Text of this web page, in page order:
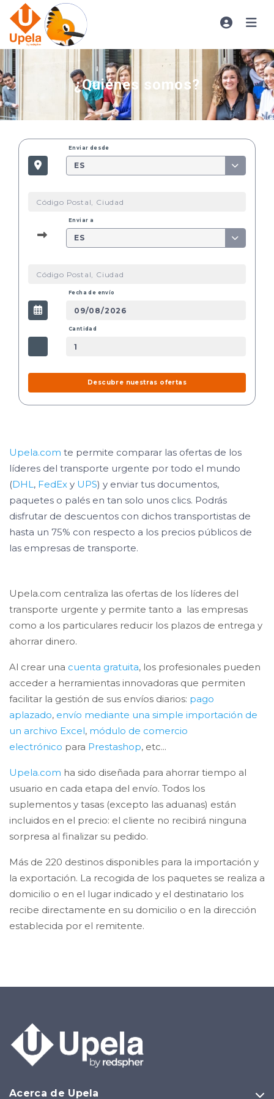
¿Quiénes somos?
Enviar desde
ES
Enviar a
ES
Fecha de envío
Cantidad
Descubre nuestras ofertas
Upela.com te permite comparar las ofertas de los
líderes del transporte urgente por todo el mundo
(DHL, FedEx y UPS) y enviar tus documentos,
paquetes o palés en tan solo unos clics. Podrás
disfrutar de descuentos con dichos transportistas de
hasta un 75% con respecto a los precios públicos de
las empresas de transporte.
Upela.com centraliza las ofertas de los líderes del
transporte urgente y permite tanto a las empresas
como a los particulares reducir los plazos de entrega y
ahorrar dinero.
Al crear una cuenta gratuita, los profesionales pueden
acceder a herramientas innovadoras que permiten
facilitar la gestión de sus envíos diarios: pago
aplazado, envío mediante una simple importación de
un archivo Excel, módulo de comercio
electrónico para Prestashop, etc...
Upela.com ha sido diseñada para ahorrar tiempo al
usuario en cada etapa del envío. Todos los
suplementos y tasas (excepto las aduanas) están
incluidos en el precio: el cliente no recibirá ninguna
sorpresa al finalizar su pedido.
Más de 220 destinos disponibles para la importación y
la exportación. La recogida de los paquetes se realiza a
domicilio o en el lugar indicado y el destinatario los
recibe directamente en su domicilio o en la dirección
establecida por el remitente.
Acerca de Upela